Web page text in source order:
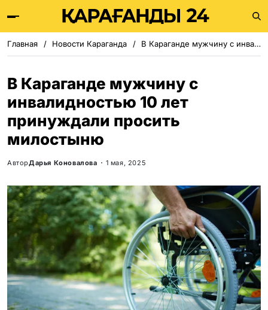
Главная Новости Караганда В Караганде мужчину с инвалидностью 10 лет принуждали просить милостыню
В Караганде мужчину с
инвалидностью 10 лет
принуждали просить
милостыню
АвторДарья Коновалова 1 мая, 2025